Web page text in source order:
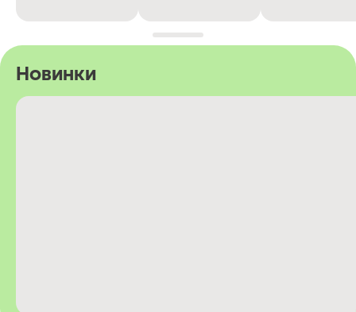
Новинки